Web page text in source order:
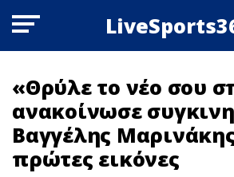
«Θρύλε το νέο σου
ανακοίνωσε
Βαγγέλης
πρώτες εικόνες